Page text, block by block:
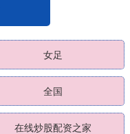
女足
全国
在线炒股配资之家